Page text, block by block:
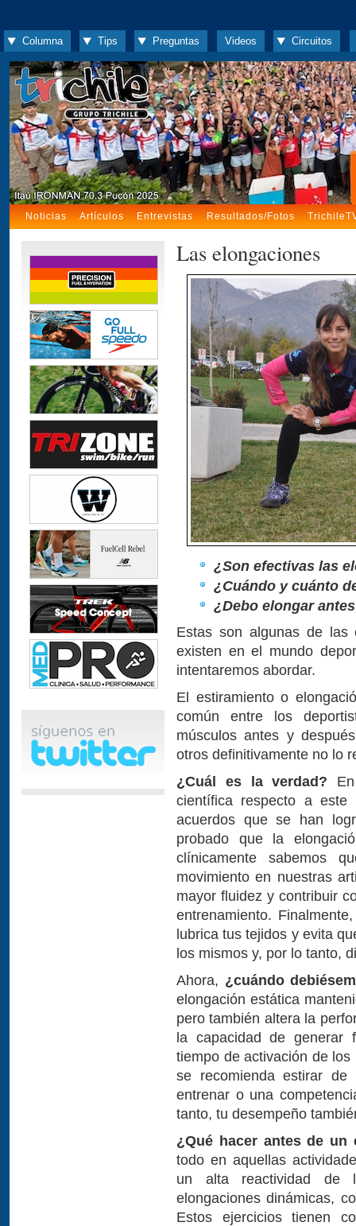
Columna Tips Preguntas Videos Circuitos
Noticias Artículos Entrevistas Resultados/Fotos
Las elongaciones
¿Son efectivas las
¿Cuándo y cuánto
¿Debo elongar
Estas son algunas de las
existen en el mundo
intentaremos abordar.
El estiramiento o
común entre los
músculos antes y
otros definitivamente no lo
¿Cuál es la verdad?
científica respecto a
acuerdos que se han
probado que la
clínicamente sabemos
movimiento en nuestras
mayor fluidez y contribuir
entrenamiento.
lubrica tus tejidos y evita
los mismos y, por lo tanto,
Ahora, ¿cuándo
elongación estática
pero también altera la
la capacidad de generar
tiempo de activación de
se recomienda estirar
entrenar o una
tanto, tu desempeño
¿Qué hacer antes de un
todo en aquellas
un alta reactividad de
elongaciones dinámicas,
Estos ejercicios tienen